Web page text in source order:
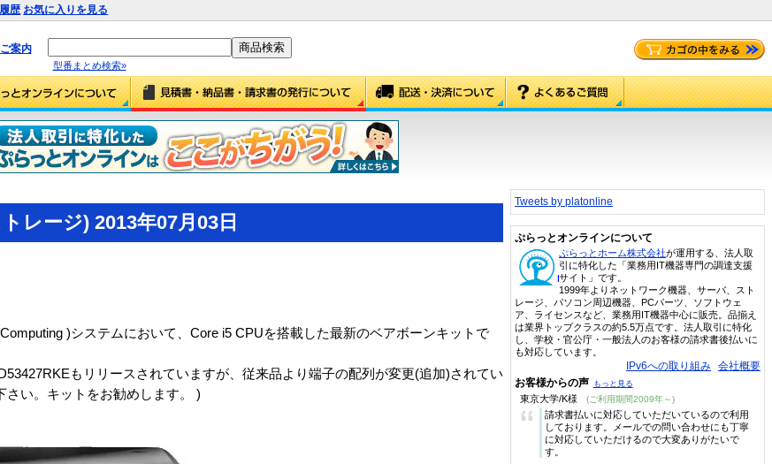
歴 お気に入りを見る
案内
型番まとめ検索»
レージ) 2013年07月03日
)システムにおいて、Core i5 CPUを搭載した最新のベアボーンキットで
もリリースされていますが、従来品より端子の配列が変更(追加)されてい
さい。キットをお勧めします。 )
Tweets by platonline
ぷらっとオンラインについて
ぷらっとホーム株式会社が運用する、法人取
引に特化した「業務用IT機器専門の調達支援
サイト」です。
1999年よりネットワーク機器、サーバ、スト
レージ、パソコン周辺機器、PCパーツ、ソフトウェ
ア、ライセンスなど、業務用IT機器中心に販売。品揃え
は業界トップクラスの約5.5万点です。法人取引に特化
し、学校・官公庁・一般法人のお客様の請求書後払いに
も対応しています。
IPv6への取り組み 会社概要
お客様からの声 もっと見る
東京大学/K様 (ご利用期間2009年～)
“
請求書払いに対応していただいているので利用
しております。メールでの問い合わせにも丁寧
に対応していただけるので大変ありがたいで
す。